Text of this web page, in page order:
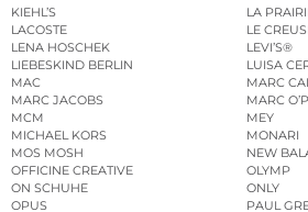
KIEHL’S
LA
LACOSTE
LE
LENA HOSCHEK
LEVI’S®
LIEBESKIND BERLIN
LUISA
MAC
MARC
MARC JACOBS
MARC
MCM
MEY
MICHAEL KORS
MONARI
MOS MOSH
NEW
OFFICINE CREATIVE
OLYMP
ON SCHUHE
ONLY
OPUS
PAUL